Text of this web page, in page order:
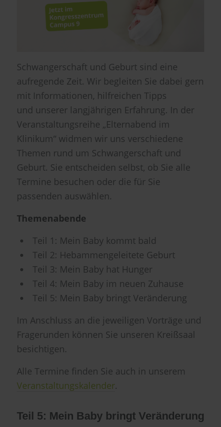
Schwangerschaft und Geburt sind eine
aufregende Zeit. Wir begleiten Sie dabei gern
mit Informationen, hilfreichen Tipps
und unserer langjährigen Erfahrung. In der
Veranstaltungsreihe „Elternabend im
Klinikum“ widmen wir uns verschiedene
Themen rund um Schwangerschaft und
Geburt. Sie entscheiden selbst, ob Sie alle
Termine besuchen oder die für Sie
passenden auswählen.
Themenabende
Teil 1: Mein Baby kommt bald
Teil 2: Hebammengeleitete Geburt
Teil 3: Mein Baby hat Hunger
Teil 4: Mein Baby im neuen Zuhause
Teil 5: Mein Baby bringt Veränderung
Im Anschluss an die jeweiligen Vorträge und
Fragerunden können Sie unseren Kreißsaal
besichtigen.
Alle Termine finden Sie auch in unserem
Veranstaltungskalender.
Teil 5: Mein Baby bringt Veränderung